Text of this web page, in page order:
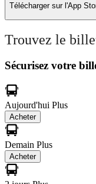
Télécharger sur l'App
Trouvez le
Sécurisez votre
Aujourd'hui Plus
Acheter
Demain Plus
Acheter